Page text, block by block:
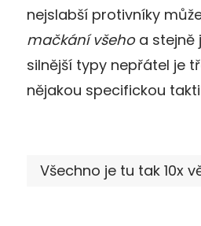
nejslabší protivníky
mačkání všeho a stejně
silnější typy nepřátel je
nějakou specifickou
Všechno je tu tak 10x